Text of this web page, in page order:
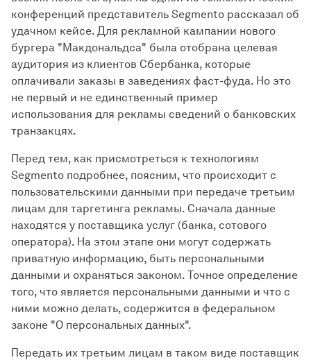
конференций представитель Segmento рассказал об
удачном кейсе. Для рекламной кампании нового
бургера "Макдональдса" была отобрана целевая
аудитория из клиентов Сбербанка, которые
оплачивали заказы в заведениях фаст-фуда. Но это
не первый и не единственный пример
использования для рекламы сведений о банковских
транзакцях.
Перед тем, как присмотреться к технологиям
Segmento подробнее, поясним, что происходит с
пользовательскими данными при передаче третьим
лицам для таргетинга рекламы. Сначала данные
находятся у поставщика услуг (банка, сотового
оператора). На этом этапе они могут содержать
приватную информацию, быть персональными
данными и охраняться законом. Точное определение
того, что является персональными данными и что с
ними можно делать, содержится в федеральном
законе "О персональных данных".
Передать их третьим лицам в таком виде поставщик